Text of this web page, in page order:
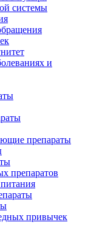
системы
и
препараты
препаратов
привычек